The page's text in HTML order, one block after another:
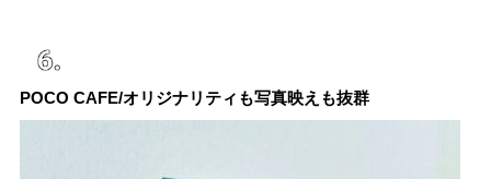
POCO CAFE/オリジナリティも写真映えも抜群